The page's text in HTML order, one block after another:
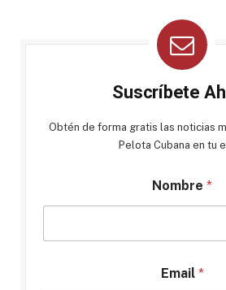
Suscríbete
Obtén de forma gratis las noticias
Pelota Cubana en tu
Nombre *
Email *